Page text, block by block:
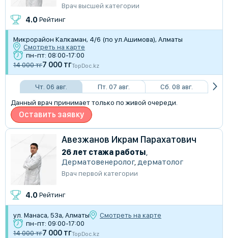
Врач высшей категории
4.0 Рейтинг
Микрорайон Калкаман, 4/6 (по ул.Ашимова), Алматы
Смотреть на карте
пн-пт: 08:00-17:00
14 000 тг7 000 тгTopDoc.kz
Чт. 06 авг. Пт. 07 авг.
Сб. 08 авг.
Данный врач принимает только по живой очереди.
Оставить заявку
Авезжанов Икрам Парахатович
26 лет стажа работы,
Дерматовенеролог,дерматолог
Врач первой категории
4.0 Рейтинг
ул. Манаса, 53а, Алматы
Смотреть на карте
пн-пт: 09:00-17:00
14 000 тг7 000 тгTopDoc.kz